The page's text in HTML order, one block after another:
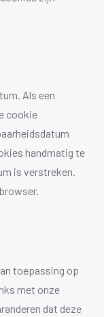
Als een
cookie
handmatig te
is verstreken.
toepassing op
met onze
dat deze